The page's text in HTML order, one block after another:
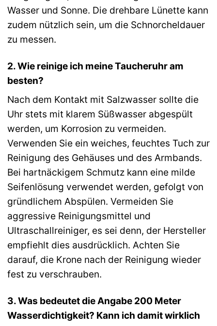
Wasser und Sonne. Die drehbare Lünette kann
zudem nützlich sein, um die Schnorcheldauer
zu messen.
2. Wie reinige ich meine Taucheruhr am
besten?
Nach dem Kontakt mit Salzwasser sollte die
Uhr stets mit klarem Süßwasser abgespült
werden, um Korrosion zu vermeiden.
Verwenden Sie ein weiches, feuchtes Tuch zur
Reinigung des Gehäuses und des Armbands.
Bei hartnäckigem Schmutz kann eine milde
Seifenlösung verwendet werden, gefolgt von
gründlichem Abspülen. Vermeiden Sie
aggressive Reinigungsmittel und
Ultraschallreiniger, es sei denn, der Hersteller
empfiehlt dies ausdrücklich. Achten Sie
darauf, die Krone nach der Reinigung wieder
fest zu verschrauben.
3. Was bedeutet die Angabe 200 Meter
Wasserdichtigkeit? Kann ich damit wirklich